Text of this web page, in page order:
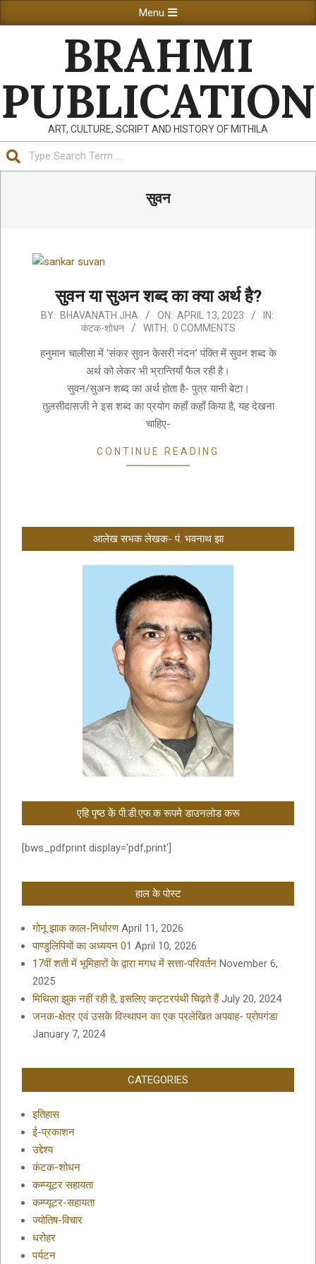
to
Navigation
Menu
BRAHMI
PUBLICATION
ART, CULTURE, SCRIPT AND HISTORY OF MITHILA
सुवन
सुवन या सुअन शब्द का क्या अर्थ है?
2023-
13
BY: BHAVANATH JHA ON: APRIL 13, 2023
IN:
कंटक-शोधन
WITH: 0 COMMENTS
हनुमान चालीसा में ‘संकर सुवन केसरी नंदन’ पंक्ति में सुवन शब्द के
अर्थ को लेकर भी भ्रान्तियाँ फैल रही है।
सुवन/सुअन शब्द का अर्थ होता है- पुत्र यानी बेटा।
तुलसीदासजी ने इस शब्द का प्रयोग कहाँ कहाँ किया है, यह देखना
चाहिए-
CONTINUE READING
आलेख सभक लेखक- पं. भवनाथ झा
एहि पृष्ठ कें पी.डी.एफ.क रूपमे डाउनलोड करू
[bws_pdfprint display='pdf,print']
हाल के पोस्ट
गोनू झाक काल-निर्धारण April 11, 2026
पाण्डुलिपियों का अध्ययन 01 April 10, 2026
17वीं शती में भूमिहारों के द्वारा मगध में सत्ता-परिवर्तन November 6,
2025
मिथिला झुक नहीं रही है, इसलिए कट्टरपंथी चिढ़ते हैं July 20, 2024
जनक-क्षेत्र एवं उसके विस्थापन का एक प्रलेखित अपवाह- प्रोपगंडा
January 7, 2024
CATEGORIES
इतिहास
ई-प्रकाशन
उद्देश्य
कंटक-शोधन
कम्प्यूटर सहायता
कम्प्यूटर-सहायता
ज्योतिष-विचार
धरोहर
पर्यटन